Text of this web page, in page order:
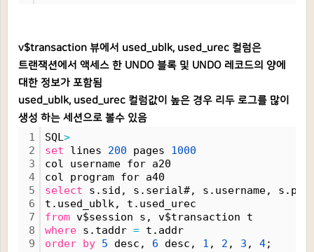
v$transaction 뷰에서 used_ublk, used_urec 컬럼은
트랜잭션에서 액세스 한 UNDO 블록 및 UNDO 레코드의 양에
대한 정보가 포함됨
used_ublk, used_urec 컬럼값이 높은 경우 리두 로그를 많이
생성 하는 세션으로 볼수 있음
1
2
3
4
5
6
7
8
9
SQL>
set lines 200 pages 1000
col username for a20
col program for a40
select s.sid, s.serial#, s.username,
t.used_ublk, t.used_urec
from v$session s, v$transaction t
where s.taddr = t.addr
order by 5 desc, 6 desc, 1 , 2 , 3 , 4;